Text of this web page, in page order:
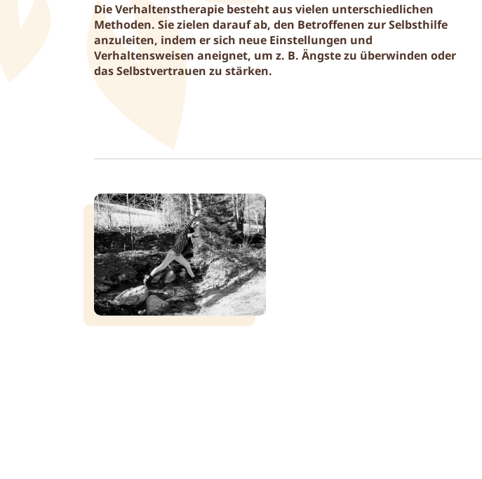
Die Verhaltenstherapie besteht aus vielen unterschiedlichen
Methoden. Sie zielen darauf ab, den Betroffenen zur Selbsthilfe
anzuleiten, indem er sich neue Einstellungen und
Verhaltensweisen aneignet, um z. B. Ängste zu überwinden oder
das Selbstvertrauen zu stärken.